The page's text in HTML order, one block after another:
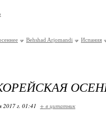
Behshad Arjomandi Испания
2017 г. 01:41 + в цитатник